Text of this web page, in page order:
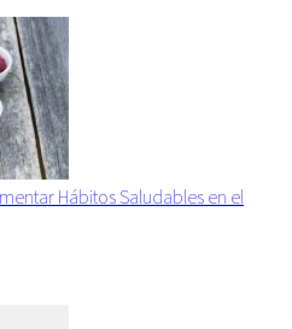
Hábitos Saludables en el